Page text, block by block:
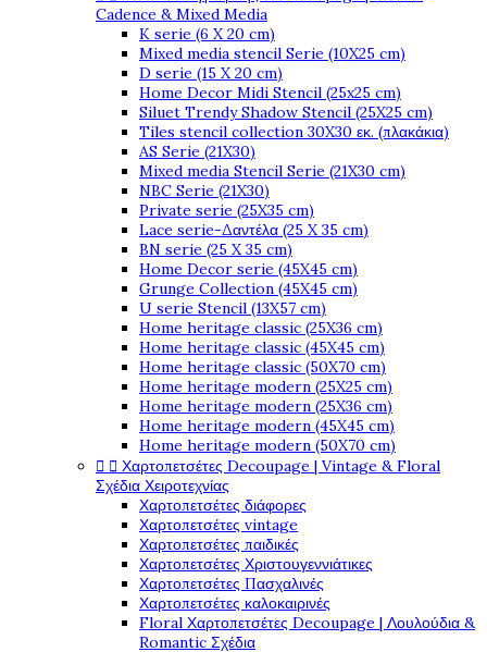
Cadence & Mixed Media
K serie (6 X 20 cm)
Mixed media stencil Serie (10X25 cm)
D serie (15 X 20 cm)
Home Decor Midi Stencil (25x25 cm)
Siluet Trendy Shadow Stencil (25X25 cm)
Tiles stencil collection 30X30 εκ. (πλακάκια)
AS Serie (21X30)
Mixed media Stencil Serie (21X30 cm)
NBC Serie (21X30)
Private serie (25X35 cm)
Lace serie-Δαντέλα (25 X 35 cm)
BN serie (25 X 35 cm)
Home Decor serie (45X45 cm)
Grunge Collection (45X45 cm)
U serie Stencil (13X57 cm)
Home heritage classic (25X36 cm)
Home heritage classic (45X45 cm)
Home heritage classic (50X70 cm)
Home heritage modern (25X25 cm)
Home heritage modern (25X36 cm)
Home heritage modern (45X45 cm)
Home heritage modern (50X70 cm)
  Χαρτοπετσέτες Decoupage | Vintage & Floral
Σχέδια Χειροτεχνίας
Χαρτοπετσέτες διάφορες
Χαρτοπετσέτες vintage
Χαρτοπετσέτες παιδικές
Χαρτοπετσέτες Χριστουγεννιάτικες
Χαρτοπετσέτες Πασχαλινές
Χαρτοπετσέτες καλοκαιρινές
Floral Χαρτοπετσέτες Decoupage | Λουλούδια &
Romantic Σχέδια